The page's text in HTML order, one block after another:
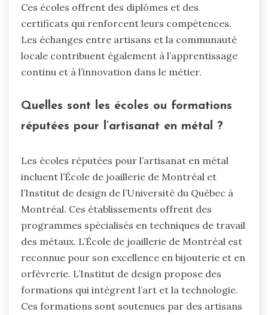
Ces écoles offrent des diplômes et des
certificats qui renforcent leurs compétences.
Les échanges entre artisans et la communauté
locale contribuent également à l’apprentissage
continu et à l’innovation dans le métier.
Quelles sont les écoles ou formations
réputées pour l’artisanat en métal ?
Les écoles réputées pour l’artisanat en métal
incluent l’École de joaillerie de Montréal et
l’Institut de design de l’Université du Québec à
Montréal. Ces établissements offrent des
programmes spécialisés en techniques de travail
des métaux. L’École de joaillerie de Montréal est
reconnue pour son excellence en bijouterie et en
orfèvrerie. L’Institut de design propose des
formations qui intègrent l’art et la technologie.
Ces formations sont soutenues par des artisans